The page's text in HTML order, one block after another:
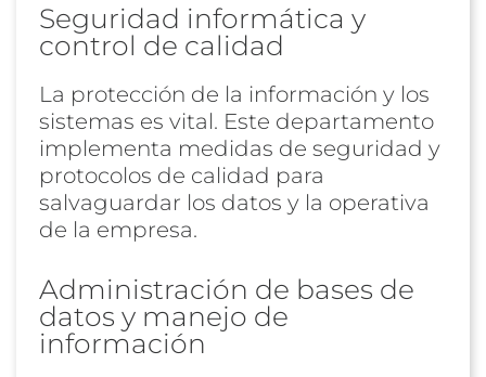
Seguridad informática y
control de calidad
La protección de la información y los
sistemas es vital. Este departamento
implementa medidas de seguridad y
protocolos de calidad para
salvaguardar los datos y la operativa
de la empresa.
Administración de bases de
datos y manejo de
información